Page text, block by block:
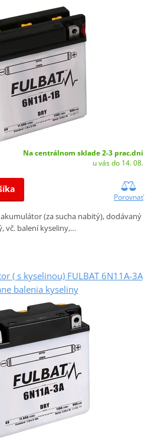
Na centrálnom sklade 2-3 prac.dni
u vás do 14. 08.
Porovnať
(za sucha nabitý), dodávaný
vč. balení kyseliny,…
( s kyselinou) FULBAT 6N11A-3A
balenia kyseliny